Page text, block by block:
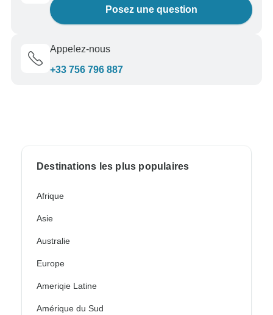
Posez une question
Appelez-nous
+33 756 796 887
Destinations les plus populaires
Afrique
Asie
Australie
Europe
Ameriqie Latine
Amérique du Sud